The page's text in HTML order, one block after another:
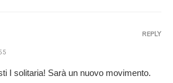
I solitaria! Sarà un nuovo movimento.
REPLY